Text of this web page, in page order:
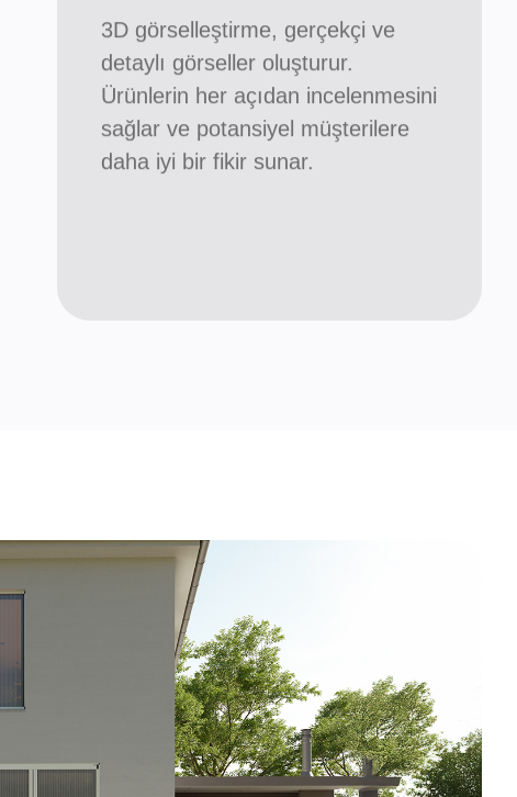
3D görselleştirme, gerçekçi ve
detaylı görseller oluşturur.
Ürünlerin her açıdan incelenmesini
sağlar ve potansiyel müşterilere
daha iyi bir fikir sunar.